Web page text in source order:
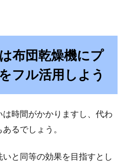
た季節で選ぼう！新生児寝具
ることを、検討しているのではないで
。...
に掃除機をかける効果は？清
つ秘訣をご紹介！
ダニ対策で、お悩みの方は多いのでは
布団乾燥機にプ
フル活用しよう
時間がかかりますし、代わ
るでしょう。
と同等の効果を目指すとし